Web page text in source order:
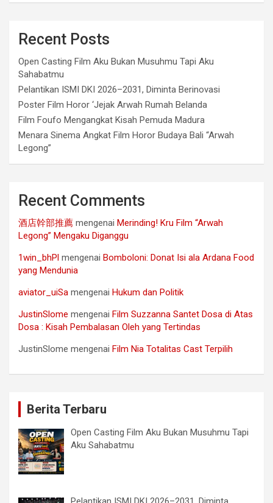
Recent Posts
Open Casting Film Aku Bukan Musuhmu Tapi Aku
Sahabatmu
Pelantikan ISMI DKI 2026–2031, Diminta Berinovasi
Poster Film Horor ‘Jejak Arwah Rumah Belanda
Film Foufo Mengangkat Kisah Pemuda Madura
Menara Sinema Angkat Film Horor Budaya Bali “Arwah
Legong”
Recent Comments
酒店幹部推薦 mengenai Merinding! Kru Film “Arwah
Legong” Mengaku Diganggu
1win_bhPl mengenai Bomboloni: Donat Isi ala Ardana Food
yang Mendunia
aviator_uiSa mengenai Hukum dan Politik
JustinSlome mengenai Film Suzzanna Santet Dosa di Atas
Dosa : Kisah Pembalasan Oleh yang Tertindas
JustinSlome mengenai Film Nia Totalitas Cast Terpilih
Berita Terbaru
Open Casting Film Aku Bukan Musuhmu Tapi
Aku Sahabatmu